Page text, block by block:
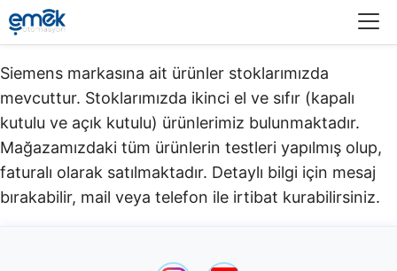
Siemens markasına ait ürünler stoklarımızda
mevcuttur. Stoklarımızda ikinci el ve sıfır (kapalı
kutulu ve açık kutulu) ürünlerimiz bulunmaktadır.​
Mağazamızdaki tüm ürünlerin testleri yapılmış olup,
faturalı olarak satılmaktadır. Detaylı bilgi için mesaj
bırakabilir, mail veya telefon ile irtibat kurabilirsiniz.